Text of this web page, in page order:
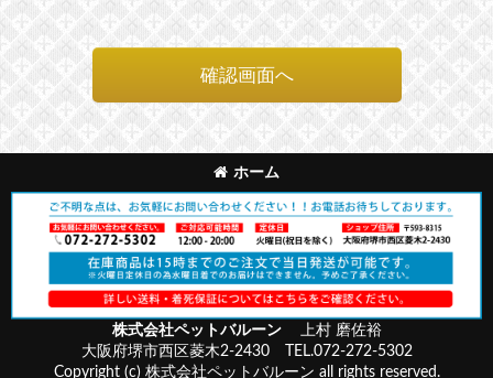
確認画面へ
ホーム
株式会社ペットバルーン
上村 磨佐裕
大阪府堺市西区菱木2-2430 TEL.072-272-5302
Copyright (c) 株式会社ペットバルーン all rights reserved.